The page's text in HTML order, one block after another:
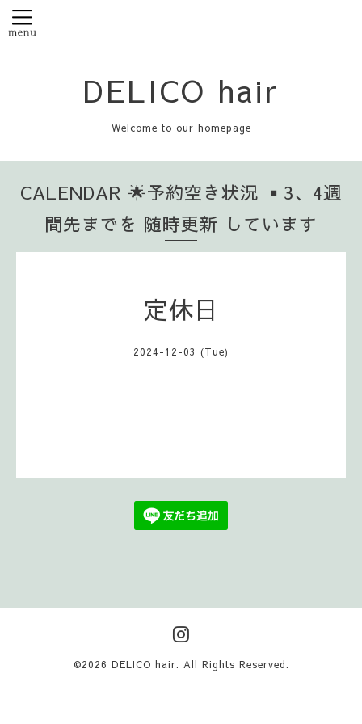
DELICO hair
Welcome to our homepage
CALENDAR 🌟予約空き状況 ▪️3、4週
間先までを 随時更新 しています
定休日
2024-12-03 (Tue)
©2026 DELICO hair. All Rights Reserved.